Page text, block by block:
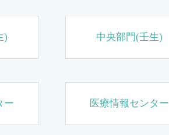
) 中央部門(壬生)
ー 医療情報センター